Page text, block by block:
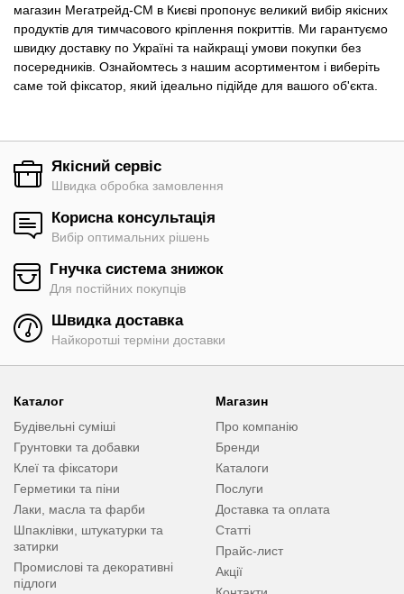
магазин Мегатрейд-СМ в Києві пропонує великий вибір якісних
продуктів для тимчасового кріплення покриттів. Ми гарантуємо
швидку доставку по Україні та найкращі умови покупки без
посередників. Ознайомтесь з нашим асортиментом і виберіть
саме той фіксатор, який ідеально підійде для вашого об'єкта.
Якісний сервіс
Швидка обробка замовлення
Корисна консультація
Вибір оптимальних рішень
Гнучка система знижок
Для постійних покупців
Швидка доставка
Найкоротші терміни доставки
Каталог
Будівельні суміші
Грунтовки та добавки
Клеї та фіксатори
Герметики та піни
Лаки, масла та фарби
Шпаклівки, штукатурки та
затирки
Промислові та декоративні
підлоги
Магазин
Про компанію
Бренди
Каталоги
Послуги
Доставка та оплата
Статті
Прайс-лист
Акції